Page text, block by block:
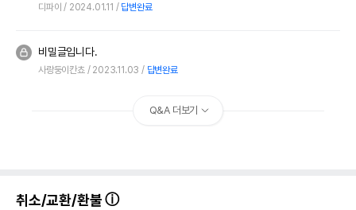
디파이 2024.01.11 답변완료
비밀글입니다.
사랑둥이칸쵸 2023.11.03 답변완료
Q&A 더보기
취소/교환/환불